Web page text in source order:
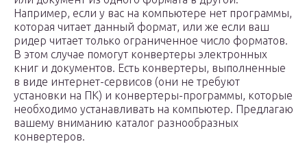
Например, если у вас на компьютере нет программы,
которая читает данный формат, или же если ваш
ридер читает только ограниченное число форматов.
В этом случае помогут конвертеры электронных
книг и документов. Есть конвертеры, выполненные
в виде интернет-сервисов (они не требуют
установки на ПК) и конвертеры-программы, которые
необходимо устанавливать на компьютер. Предлагаю
вашему вниманию каталог разнообразных
конвертеров.